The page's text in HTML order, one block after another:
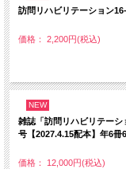
訪問リハビリテーション
価格： 2,200円(税込)
NEW
雑誌「訪問リハビリテー
号【2027.4.15配本】年6冊6
価格： 12,000円(税込)